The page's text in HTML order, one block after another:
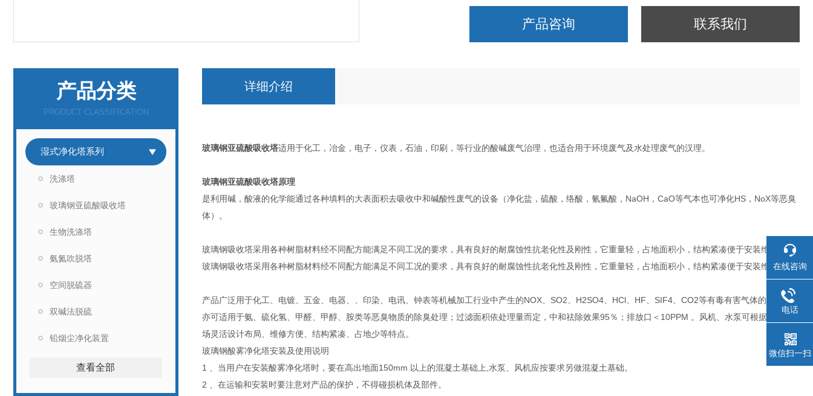
产品咨询 联系我们
产品分类
PRODUCT CLASSIFICATION
湿式净化塔系列
洗涤塔
玻璃钢亚硫酸吸收塔
生物洗涤塔
氨氮吹脱塔
空间脱硫器
双碱法脱硫
铅烟尘净化装置
查看全部
详细介绍
玻璃钢亚硫酸吸收塔适用于化工，冶金，电子，仪表，石油，印刷，等行业的酸碱废气治理，也适合用于环境废气及水处理废气的汉理。
玻璃钢亚硫酸吸收塔原理
是利用碱，酸液的化学能通过各种填料的大表面积去吸收中和碱酸性废气的设备（净化盐，硫酸，络酸，氰氟酸，NaOH，CaO等气本也可净化HS，NoX等恶臭
体）。
玻璃钢吸收塔采用各种树脂材料经不同配方能满足不同工况的要求，具有良好的耐腐蚀性抗老化性及刚性，它重量轻，占地面积小，结构紧凑便于安装维修。
玻璃钢吸收塔采用各种树脂材料经不同配方能满足不同工况的要求，具有良好的耐腐蚀性抗老化性及刚性，它重量轻，占地面积小，结构紧凑便于安装维修。
产品广泛用于化工、电镀、五金、电器、、印染、电讯、钟表等机械加工行业中产生的NOX、SO2、H2SO4、HCl、HF、SIF4、CO2等有毒有害气体的净化；
亦可适用于氨、硫化氢、甲醛、甲醇、胺类等恶臭物质的除臭处理；过滤面积依处理量而定，中和祛除效果95％；排放口＜10PPM 。风机、水泵可根据用户现
场灵活设计布局、维修方便、结构紧凑、占地少等特点。
玻璃钢酸雾净化塔安装及使用说明
1 、当用户在安装酸雾净化塔时，要在高出地面150mm 以上的混凝土基础上,水泵、风机应按要求另做混凝土基础。
2 、在运输和安装时要注意对产品的保护，不得碰损机体及部件。
在线咨询
电话
微信扫一扫